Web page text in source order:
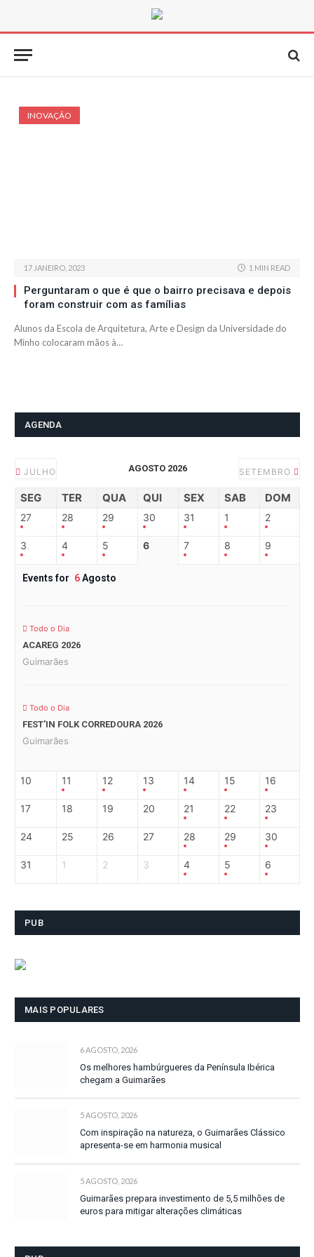
INOVAÇÃO
17 JANEIRO, 2023 1 MIN READ
Perguntaram o que é que o bairro precisava e depois
foram construir com as famílias
Alunos da Escola de Arquitetura, Arte e Design da Universidade do
Minho colocaram mãos à…
AGENDA
JULHO AGOSTO 2026 SETEMBRO
SEG TER QUA QUI SEX SAB DOM
27 28 29 30 31 1 2
3 4 5 6 7 8 9
Events for 6Agosto
Todo o Dia
ACAREG 2026
Guimarães
Todo o Dia
FEST’IN FOLK CORREDOURA 2026
Guimarães
10 11 12 13 14 15 16
17 18 19 20 21 22 23
24 25 26 27 28 29 30
31 1 2 3 4 5 6
PUB
MAIS POPULARES
6 AGOSTO, 2026
Os melhores hambúrgueres da Península Ibérica
chegam a Guimarães
5 AGOSTO, 2026
Com inspiração na natureza, o Guimarães Clássico
apresenta-se em harmonia musical
5 AGOSTO, 2026
Guimarães prepara investimento de 5,5 milhões de
euros para mitigar alterações climáticas